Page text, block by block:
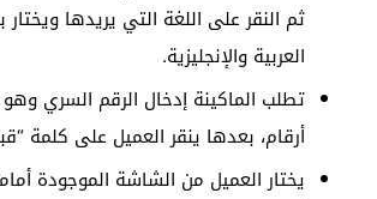
ثم النقر على اللغة التي يريدها ويختار
العربية والإنجليزية.
تطلب الماكينة إدخال الرقم السري وهو
أرقام، بعدها ينقر العميل على كلمة
يختار العميل من الشاشة الموجودة